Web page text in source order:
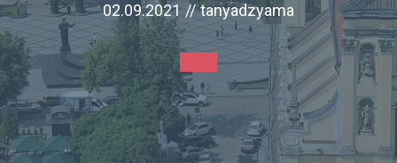
02.09.2021 // tanyadzyama